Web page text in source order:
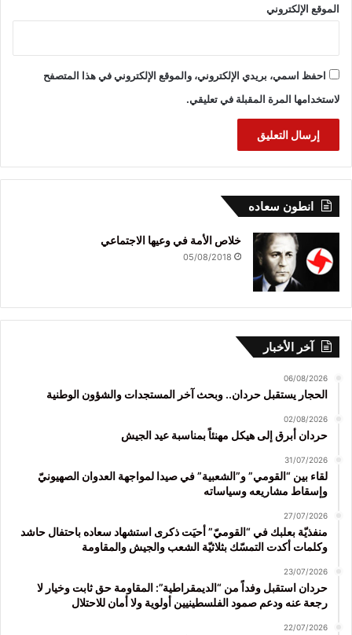
الموقع الإلكتروني
احفظ اسمي، بريدي الإلكتروني، والموقع الإلكتروني في هذا المتصفح
لاستخدامها المرة المقبلة في تعليقي.
انطون سعاده
خلاص الأمة في وعيها الاجتماعي
05/08/2018
آخر الأخبار
06/08/2026
الحجار يستقبل حردان.. وبحث آخر المستجدات والشؤون الوطنية
02/08/2026
حردان أبرق إلى هيكل مهنئاً بمناسبة عيد الجيش
31/07/2026
لقاء بين “القومي” و”الشعبية” في صيدا لمواجهة العدوان الصهيونيّ
وإسقاط مشاريعه وسياساته
27/07/2026
منفذيّة بعلبك في “القوميّ” أحيَت ذكرى استشهاد سعاده باحتفال حاشد
وكلمات أكدت التمسّك بثلاثيّة الشعب والجيش والمقاومة
23/07/2026
حردان استقبل وفداً من “الديمقراطية”: المقاومة حق ثابت وخيار لا
رجعة عنه ودعم صمود الفلسطينيين أولوية ولا أمان للاحتلال
22/07/2026